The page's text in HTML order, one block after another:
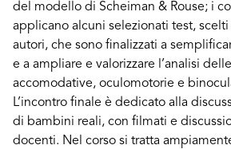
del modello di Scheiman & Rouse; i
applicano alcuni selezionati test,
autori, che sono finalizzati a
e a ampliare e valorizzare l’analisi
accomodative, oculomotorie e
L’incontro finale è dedicato alla
di bambini reali, con filmati e
docenti. Nel corso si tratta